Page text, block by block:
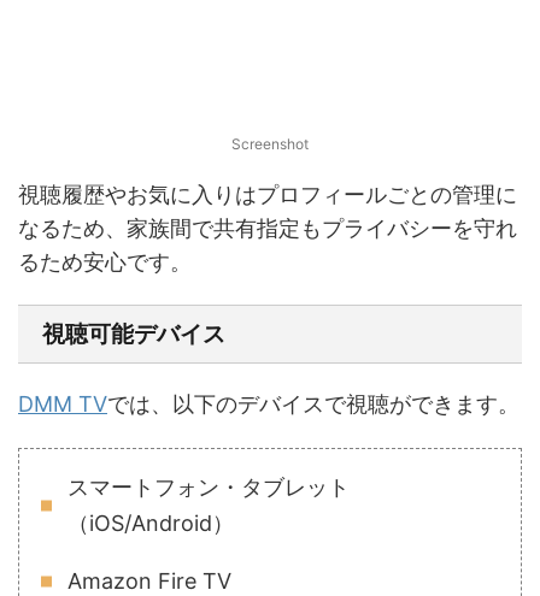
Screenshot
視聴履歴やお気に入りはプロフィールごとの管理に
なるため、家族間で共有指定もプライバシーを守れ
るため安心です。
視聴可能デバイス
DMM TVでは、以下のデバイスで視聴ができます。
スマートフォン・タブレット
（iOS/Android）
Amazon Fire TV